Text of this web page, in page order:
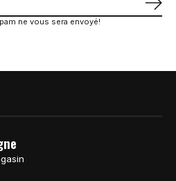
ne vous sera envoyé!